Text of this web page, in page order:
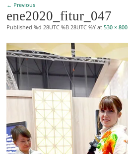
← Previous
ene2020_fitur_047
Published%d 28UTC %B 28UTC %Y at 530 × 800